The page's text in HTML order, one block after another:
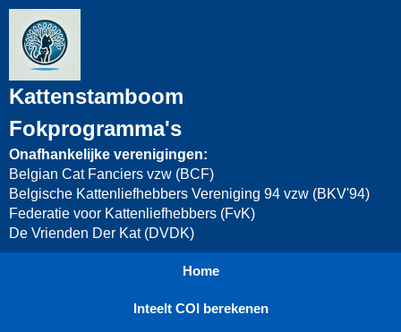
Kattenstamboom
Fokprogramma's
Onafhankelijke verenigingen:
Belgian Cat Fanciers vzw (BCF)
Belgische Kattenliefhebbers Vereniging 94 vzw (BKV'94)
Federatie voor Kattenliefhebbers (FvK)
De Vrienden Der Kat (DVDK)
Home
Inteelt COI berekenen